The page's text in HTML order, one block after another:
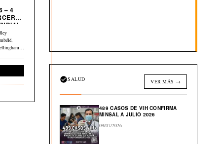
– 4
y
SALUD VER MÁS →
489 CASOS DE VIH CONFIRMA
MINSAL A JULIO 2026
09/07/2026